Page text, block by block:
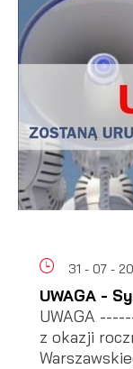
31 - 07 -
UWAGA -
UWAGA
z okazji